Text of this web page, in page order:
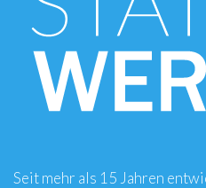
Seit mehr als 15 Jahren